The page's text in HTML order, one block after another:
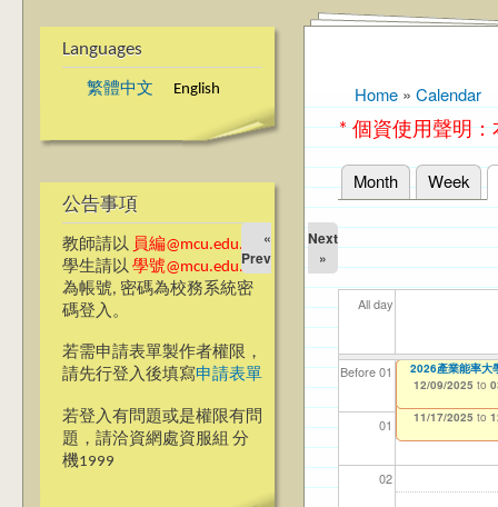
Languages
繁體中文 English
公告事項
教師請以 員編@mcu.edu.tw
學生請以 學號@mcu.edu.tw
為帳號, 密碼為校務系統密
碼登入。
若需申請表單製作者權限，
請先行登入後填寫申請表單
若登入有問題或是權限有問
題，請洽資網處資服組 分
機1999
You are here
Home » Calendar
* 個資使用聲明
Primary tabs
Month Week
«
Prev
Next
»
All day
Before 01
01
02
【資網處】
整合系統～表單
12/31/2027
【財務處】工讀
11/12/2021 to
【財務處】漏打
錄
07/31/2027
114
04/
114
02/
114
03/
【學
07/
【教學暨學習資
生會學嗎？」
11/17/2025 to
＊69週年校慶網
12/01/2025 to
2026產業能率大
12/09/2025 to